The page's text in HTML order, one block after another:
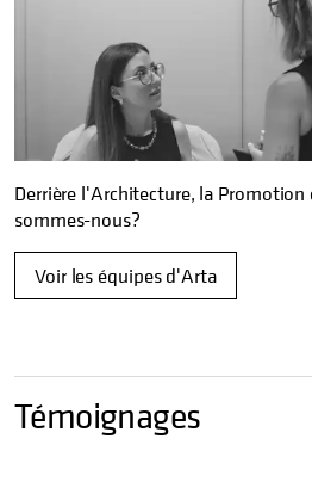
Derrière l'Architecture, la
sommes-nous?
Voir les équipes d'Arta
Témoignages